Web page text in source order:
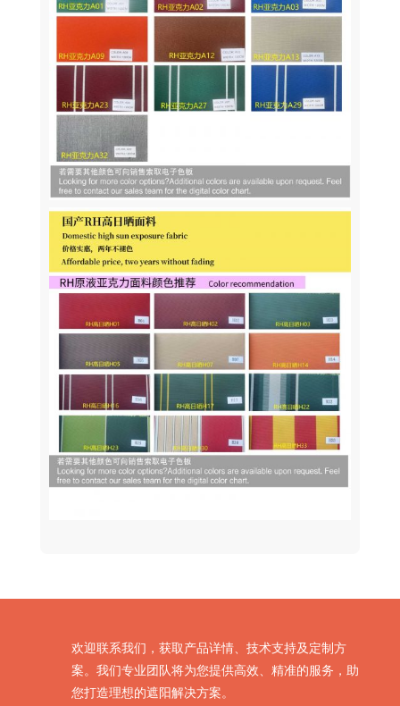
欢迎联系我们，获取产品详情、技术支持及定制方
案。我们专业团队将为您提供高效、精准的服务，助
您打造理想的遮阳解决方案。